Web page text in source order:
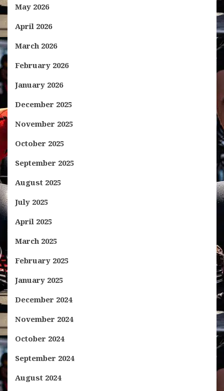
May 2026
April 2026
March 2026
February 2026
January 2026
December 2025
November 2025
October 2025
September 2025
August 2025
July 2025
April 2025
March 2025
February 2025
January 2025
December 2024
November 2024
October 2024
September 2024
August 2024